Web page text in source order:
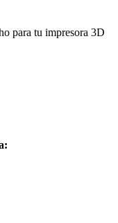
para tu impresora 3D